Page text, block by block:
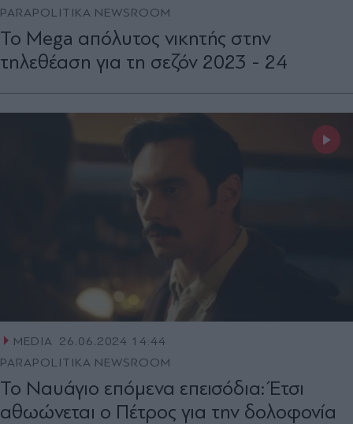
PARAPOLITIKA NEWSROOM
Το Mega απόλυτος νικητής στην
τηλεθέαση για τη σεζόν 2023 - 24
MEDIA 26.06.2024 14:44
PARAPOLITIKA NEWSROOM
Το Ναυάγιο επόμενα επεισόδια: Έτσι
αθωώνεται ο Πέτρος για την δολοφονία